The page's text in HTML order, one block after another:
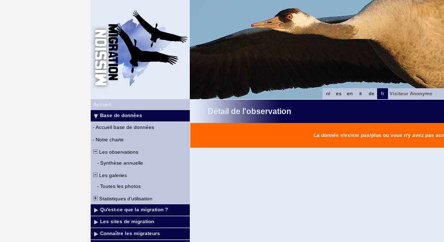
fr
de
it
en
es
nl
Visiteur Anonyme
Accueil
Base de données
- Accueil base de données
- Notre charte
Les observations
- Synthèse annuelle
Les galeries
- Toutes les photos
Statistiques d'utilisation
Qu'est-ce que la migration ?
Les sites de migration
Connaître les migrateurs
Détail de l'observation
La donnée n'existe pas/plus ou vous n'y avez pas